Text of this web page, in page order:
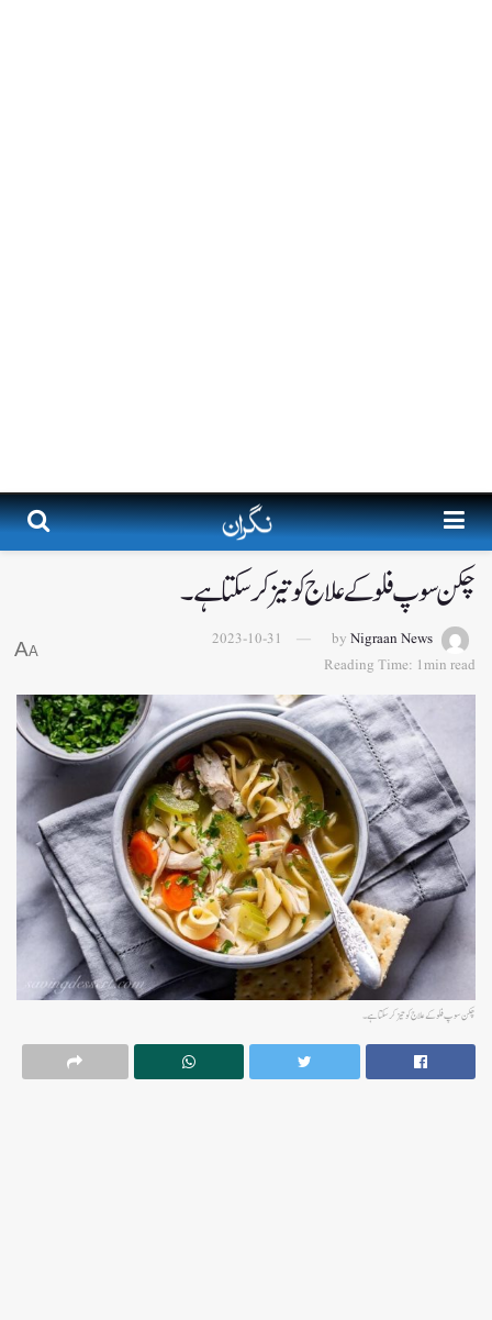
چکن سوپ فلو کے علاج کو تیز کر سکتا ہے۔
by Nigraan News
2023-10-31
Reading Time: 1min read
A
A
چکن سوپ فلو کے علاج کو تیز کر سکتا ہے۔